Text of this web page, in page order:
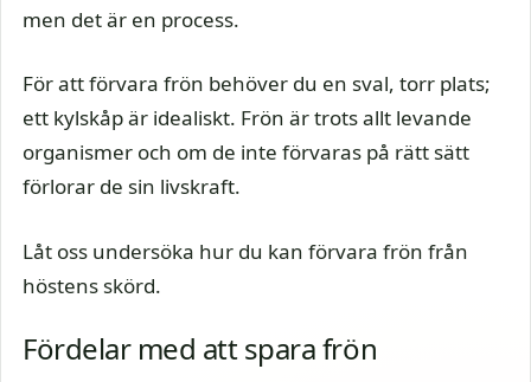
men det är en process.
För att förvara frön behöver du en sval, torr plats;
ett kylskåp är idealiskt. Frön är trots allt levande
organismer och om de inte förvaras på rätt sätt
förlorar de sin livskraft.
Låt oss undersöka hur du kan förvara frön från
höstens skörd.
Fördelar med att spara frön